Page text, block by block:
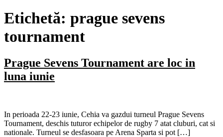
Etichetă: prague sevens
tournament
Prague Sevens Tournament are loc in
luna iunie
In perioada 22-23 iunie, Cehia va gazdui turneul Prague Sevens
Tournament, deschis tuturor echipelor de rugby 7 atat cluburi, cat si
nationale. Turneul se desfasoara pe Arena Sparta si pot […]